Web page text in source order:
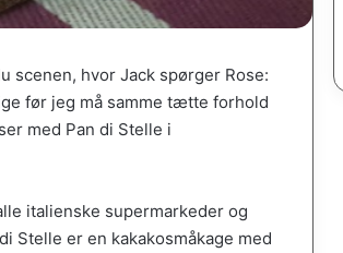
scenen, hvor Jack spørger Rose:
før jeg må samme tætte forhold
med Pan di Stelle i
italienske supermarkeder og
Stelle er en kakakosmåkage med